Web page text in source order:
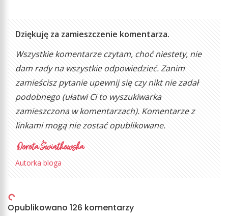
Dziękuję za zamieszczenie komentarza.
Wszystkie komentarze czytam, choć niestety, nie
dam rady na wszystkie odpowiedzieć. Zanim
zamieścisz pytanie upewnij się czy nikt nie zadał
podobnego (ułatwi Ci to wyszukiwarka
zamieszczona w komentarzach). Komentarze z
linkami mogą nie zostać opublikowane.
Autorka bloga
Opublikowano 126 komentarzy